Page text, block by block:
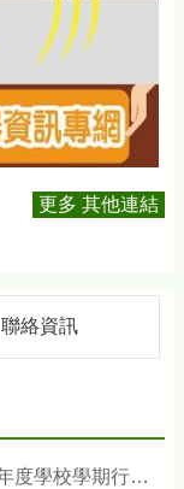
更多 其他連結
聯絡資訊
臺北市政府教育局所屬各級學校115學年度學校學期行事簡曆